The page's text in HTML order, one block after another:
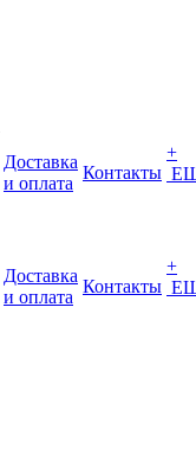
Доставка
и оплата
Контакты
+
Доставка
и оплата
Контакты
+